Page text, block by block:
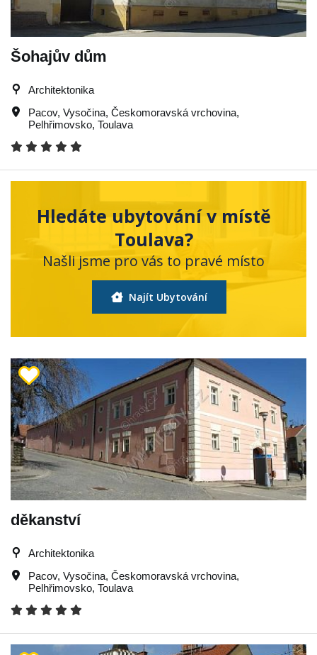
Šohajův dům
Architektonika
Pacov, Vysočina, Českomoravská vrchovina,
Pelhřimovsko, Toulava
Hledáte ubytování v místě
Toulava?
Našli jsme pro vás to pravé místo
Najít Ubytování
děkanství
Architektonika
Pacov, Vysočina, Českomoravská vrchovina,
Pelhřimovsko, Toulava